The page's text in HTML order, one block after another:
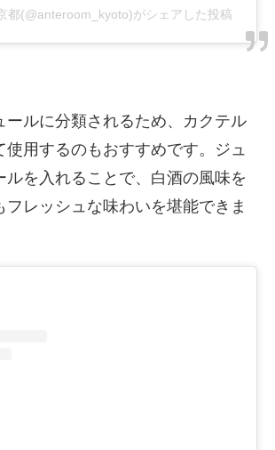
都(@anteroom_kyoto)がシェアした投稿
ールに分類されるため、カクテル
使用するのもおすすめです。ジュ
ルを入れることで、白酒の風味を
フレッシュな味わいを堪能できま